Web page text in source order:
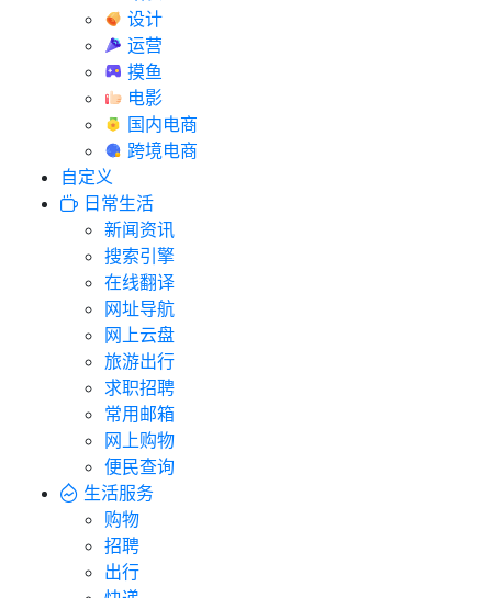
设计
运营
摸鱼
电影
国内电商
跨境电商
自定义
日常生活
新闻资讯
搜索引擎
在线翻译
网址导航
网上云盘
旅游出行
求职招聘
常用邮箱
网上购物
便民查询
生活服务
购物
招聘
出行